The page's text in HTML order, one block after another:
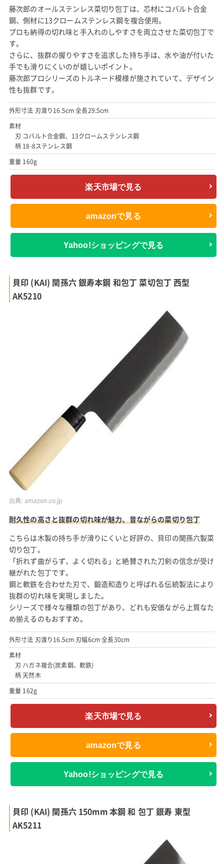
藤次郎のオールステンレス菜切り包丁は、芯材にコバルト合金
鋼、側材に13クロームステンレス鋼を複合使用。
プロも納得の切れ味と手入れのしやすさを両立させた菜切包丁で
す。
さらに、抜群の握りやすさを追求した持ち手は、水や油が付いた
手でも滑りにくいのが嬉しいポイント。
藤次郎プロシリーズのトルネード模様が施されていて、デザイン
性も抜群です。
外形寸法 刃渡り16.5cm 全長29.5cm
素材
刃 コバルト合金鋼、13クロームステンレス鋼
柄 18-8ステンレス鋼
重量 160g
楽天市場で見る
amazonで見る
Yahoo!ショッピングで見る
貝印 (KAI) 関孫六 銀寿本鋼 和包丁 菜切包丁 西型
AK5210
出典: amazon.co.jp
耐久性の高さと抜群の切れ味が魅力、昔ながらの菜切り包丁
こちらは木製の持ち手が滑りにくいと好評の、貝印の関孫六製菜
切り包丁。
「折れず曲がらず、よく切れる」と絶賛された刀剣の信念が受け
継がれた包丁です。
鋼と軟鉄を合わせた刃で、鍛造和造りと呼ばれる伝統製法により
抜群の切れ味を実現しました。
シリーズで様々な種類の包丁があり、どれも安価ながら上質なた
め揃えるのもおすすめ。
外形寸法 刃渡り16.5cm 刃幅6cm 全長30cm
素材
刃 ハガネ複合(炭素鋼、軟鉄)
柄 天然木
重量 162g
楽天市場で見る
amazonで見る
Yahoo!ショッピングで見る
貝印 (KAI) 関孫六 150mm 本鋼 和 包丁 銀寿 東型
AK5211